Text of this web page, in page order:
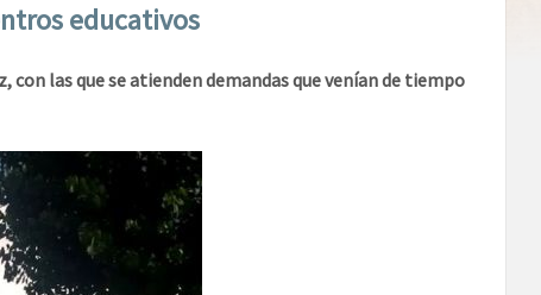
educativos
con las que se atienden demandas que venían de tiempo